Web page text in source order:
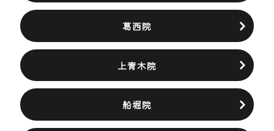
葛西院
上青木院
船堀院